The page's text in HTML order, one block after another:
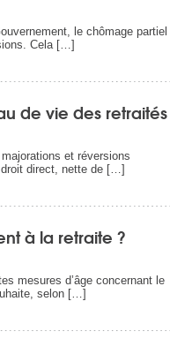
le chômage partiel
Cela […]
de vie des retraités
et réversions
droit direct, nette de […]
à la retraite ?
mesures d’âge concernant le
selon […]